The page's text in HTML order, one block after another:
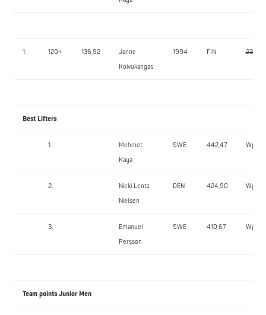
1. 120+ 136,92
Janne
Koivukangas
1994 FIN 230,0
Best Lifters
1.
Mehmet
Kaya
SWE 442,47 Wpts
2.
Nicki Lentz
Nielsen
DEN 424,90 Wpts
3.
Emanuel
Persson
SWE 410,67 Wpts
Team points Junior Men